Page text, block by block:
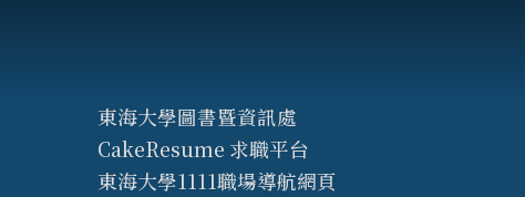
東海大學圖書暨資訊處
CakeResume 求職平台
東海大學1111職場導航網頁